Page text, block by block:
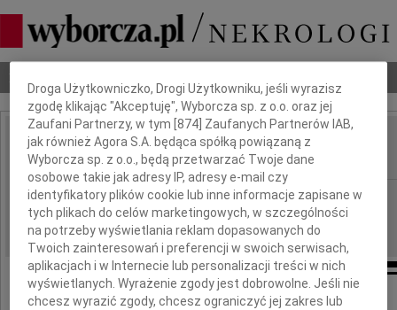
IMIĘ I NAZWISKO: Kazimierz Goebel
REGION: Lublin
DATA EMISJI: 25.07.2022
Dbamy o Twoją prywatność
Droga Użytkowniczko, Drogi Użytkowniku, jeśli wyrazisz
zgodę klikając "Akceptuję", Wyborcza sp. z o.o. oraz jej
Zaufani Partnerzy, w tym [874 ] Zaufanych Partnerów IAB,
jak również Agora S.A. będąca spółką powiązaną z
Wyborcza sp. z o.o., będą przetwarzać Twoje dane
osobowe takie jak adresy IP, adresy e-mail czy
identyfikatory plików cookie lub inne informacje zapisane w
tych plikach do celów marketingowych, w szczególności
na potrzeby wyświetlania reklam dopasowanych do
Twoich zainteresowań i preferencji w swoich serwisach,
aplikacjach i w Internecie lub personalizacji treści w nich
wyświetlanych. Wyrażenie zgody jest dobrowolne. Jeśli nie
chcesz wyrazić zgody, chcesz ograniczyć jej zakres lub